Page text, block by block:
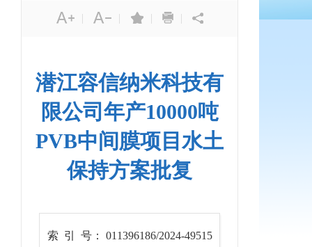
| | | |
潜江容信纳米科技有
限公司年产10000吨
PVB中间膜项目水土
保持方案批复
索 引 号： 011396186/2024-49515